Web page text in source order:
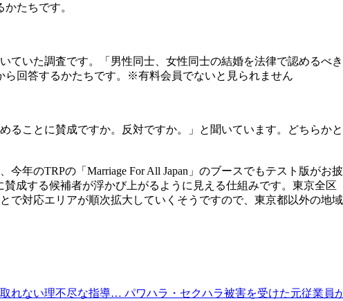
かたちです。
いた調査です。「男性同士、女性同士の結婚を法律で認めるべ
ら回答するかたちです。※有料会員でないと見られません
ることに賛成ですか。反対ですか。」と聞いています。どちらか
年のTRPの「Marriage For All Japan」のブースでもテスト版がお
成する候補者が浮かび上がるように見える仕組みです。東京全
で対応エリアが順次拡大していくそうですので、東京都以外の地
れない理不尽な指導… パワハラ・セクハラ被害を受けた元従業員